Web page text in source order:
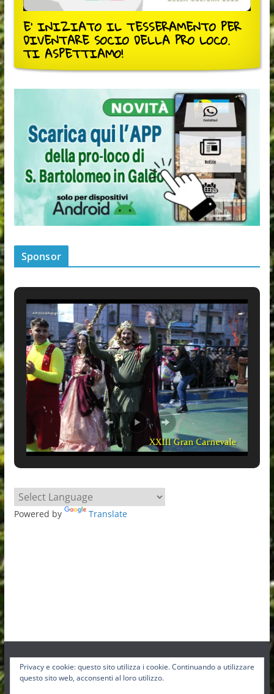
E' INIZIATO IL TESSERAMENTO PER
DIVENTARE SOCIO DELLA PRO LOCO.
TI ASPETTIAMO!
Sponsor
Powered by Translate
Facebook
Instagram
Twitter
Privacy e cookie: questo sito utilizza i cookie. Continuando a utilizzare
questo sito web, acconsenti al loro utilizzo.